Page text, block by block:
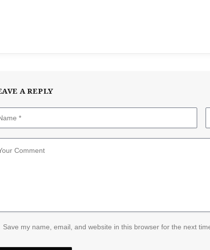
A REPLY
Save my name, email, and website in this browser for the next